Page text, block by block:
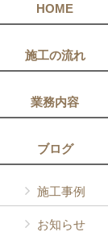
HOME
施工の流れ
業務内容
ブログ
施工事例
お知らせ